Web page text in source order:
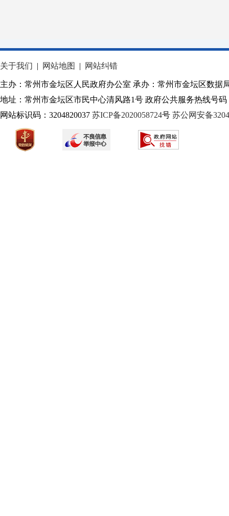
关于我们 | 网站地图 | 网站纠错
主办：常州市金坛区人民政府办公室 承办：常州市金坛区数据
地址：常州市金坛区市民中心清风路1号 政府公共服务热线号码
网站标识码：3204820037 苏ICP备2020058724号 苏公网安备